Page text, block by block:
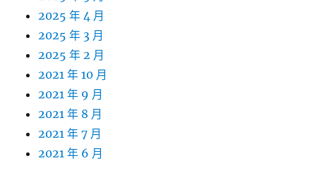
2025 年 4 月
2025 年 3 月
2025 年 2 月
2021 年 10 月
2021 年 9 月
2021 年 8 月
2021 年 7 月
2021 年 6 月